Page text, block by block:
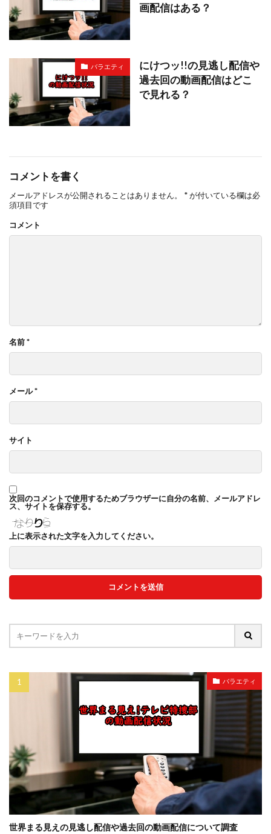
画配信はある？
バラエティ
にけつッ!!の見逃し配信や
過去回の動画配信はどこ
で見れる？
コメントを書く
メールアドレスが公開されることはありません。 *が付いている欄は必
須項目です
コメント
名前*
メール*
サイト
次回のコメントで使用するためブラウザーに自分の名前、メールアドレ
ス、サイトを保存する。
上に表示された文字を入力してください。
バラエティ
世界まる見えの見逃し配信や過去回の動画配信について調査